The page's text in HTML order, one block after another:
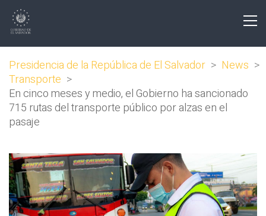
Presidencia de la República de El Salvador > News >
Transporte >
En cinco meses y medio, el Gobierno ha sancionado
715 rutas del transporte público por alzas en el
pasaje